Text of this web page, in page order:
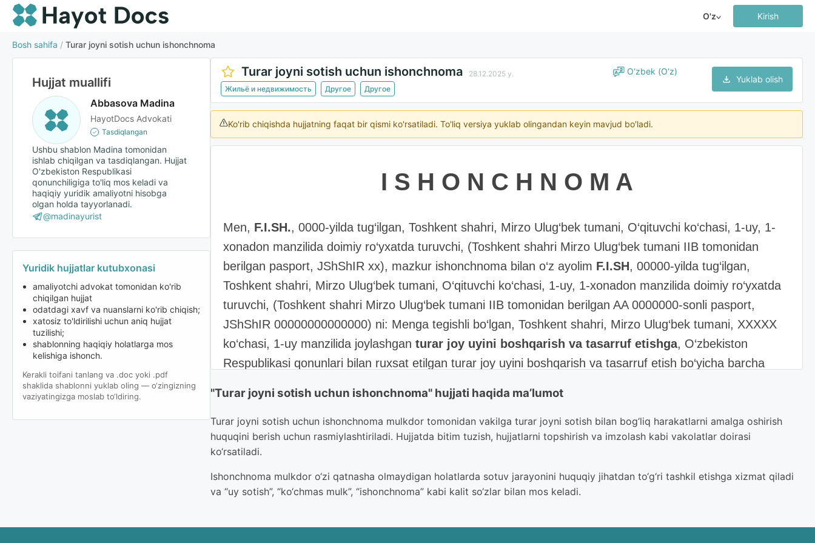
O'z Kirish
Bosh sahifa / Turar joyni sotish uchun ishonchnoma
Hujjat muallifi
Abbasova Madina
HayotDocs Advokati
Tasdiqlangan
Ushbu shablon Madina tomonidan
ishlab chiqilgan va tasdiqlangan. Hujjat
O'zbekiston Respublikasi
qonunchiligiga to'liq mos keladi va
haqiqiy yuridik amaliyotni hisobga
olgan holda tayyorlanadi.
@madinayurist
Yuridik hujjatlar kutubxonasi
amaliyotchi advokat tomonidan ko'rib
chiqilgan hujjat
odatdagi xavf va nuanslarni ko'rib chiqish;
xatosiz to'ldirilishi uchun aniq hujjat
tuzilishi;
shablonning haqiqiy holatlarga mos
kelishiga ishonch.
Kerakli toifani tanlang va .doc yoki .pdf
shaklida shablonni yuklab oling — o‘zingizning
vaziyatingizga moslab to‘ldiring.
Turar joyni sotish uchun ishonchnoma 28.12.2025 y. O‘zbek (O‘z)
Жильё и недвижимость Другое Другое
Yuklab olish
Ko'rib chiqishda hujjatning faqat bir qismi ko'rsatiladi. To'liq versiya yuklab olingandan keyin mavjud bo'ladi.
I S H O N C H N O M A
Men, F.I.SH., 0000-yilda tug‘ilgan, Toshkent shahri, Mirzo Ulug‘bek tumani, O‘qituvchi ko‘chasi, 1-uy, 1-
xonadon manzilida doimiy ro‘yxatda turuvchi, (Toshkent shahri Mirzo Ulug‘bek tumani IIB tomonidan
berilgan pasport, JShShIR xx), mazkur ishonchnoma bilan o‘z ayolim F.I.SH, 00000-yilda tug‘ilgan,
Toshkent shahri, Mirzo Ulug‘bek tumani, O‘qituvchi ko‘chasi, 1-uy, 1-xonadon manzilida doimiy ro‘yxatda
turuvchi, (Toshkent shahri Mirzo Ulug‘bek tumani IIB tomonidan berilgan AA 0000000-sonli pasport,
JShShIR 00000000000000) ni: Menga tegishli bo‘lgan, Toshkent shahri, Mirzo Ulug‘bek tumani, XXXXX
ko‘chasi, 1-uy manzilida joylashgan turar joy uyini boshqarish va tasarruf etishga, O‘zbekiston
Respublikasi qonunlari bilan ruxsat etilgan turar joy uyini boshqarish va tasarruf etish bo‘yicha barcha
garovga qo‘yish va garovga olish, tuzilgan bitimlar bo‘yicha hisob-kitoblarni amalga oshirish, ijara,
ssuda shartnomalarini tuzish va imzolash, yuqorida ko‘rsatilgan turar joy uyini ijaraga berish uchun pul
mablag‘larini olish, mening turar joy uyimga erkin kirish, texnik holatini kuzatish, agar zarurat tug‘ilsa,
ushbu turar joy uyini sotish, shartnomalar tuzish, agar zarurat tug‘ilsa, shartnomalarni bekor qilish, tegishli
organlar va notarial idoralarda, muassasalarda, korxonalarda, tashkilotlarda mening vakilim bo‘lish,
mening nomimdan arizalar berish va o‘z ixtiyoriga ko‘ra barcha harakatlarni amalga oshirish;
Toshkent shahar Yer resurslari va davlat kadastri boshqarmasining Yer tuzish va ko‘chmas mulk kadastri
"Turar joyni sotish uchun ishonchnoma" hujjati haqida ma’lumot
Turar joyni sotish uchun ishonchnoma mulkdor tomonidan vakilga turar joyni sotish bilan bog‘liq harakatlarni amalga oshirish
huquqini berish uchun rasmiylashtiriladi. Hujjatda bitim tuzish, hujjatlarni topshirish va imzolash kabi vakolatlar doirasi
ko‘rsatiladi.
Ishonchnoma mulkdor o‘zi qatnasha olmaydigan holatlarda sotuv jarayonini huquqiy jihatdan to‘g‘ri tashkil etishga xizmat qiladi
va “uy sotish”, “ko‘chmas mulk”, “ishonchnoma” kabi kalit so‘zlar bilan mos keladi.